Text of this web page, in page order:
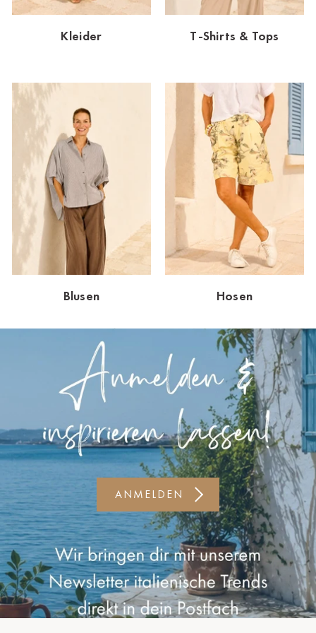
Dornbirn
Dortmund-Hombruch
Essen
HH-AEZ
HH-EEZ
HH-Eppendorf
HH-Hanseviertel
HH-Wandsbek
Hannover
Innsbruck
Kiel-CittiPark
Leipzig
Lindau
Münster
Oldenburg
Potsdam
Rostock
Kleider T-Shirts & Tops
Blusen Hosen
ANMELDEN